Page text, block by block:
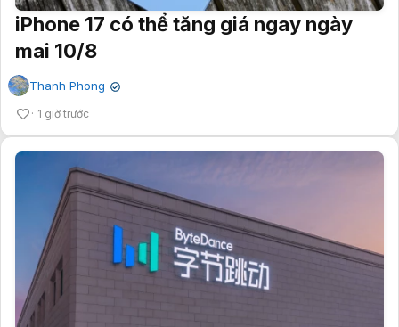
iPhone 17 có thể tăng giá ngay ngày
mai 10/8
Thanh Phong ✔
1 giờ trước